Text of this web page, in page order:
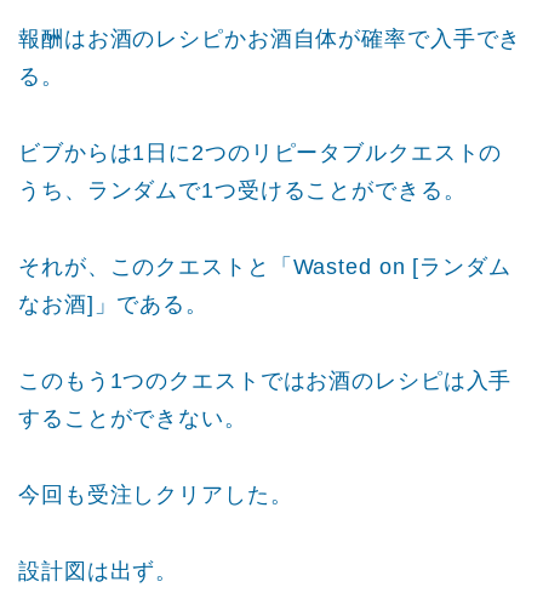
報酬はお酒のレシピかお酒自体が確率で入手でき
る。
ビブからは1日に2つのリピータブルクエストの
うち、ランダムで1つ受けることができる。
それが、このクエストと「Wasted on [ランダム
なお酒]」である。
このもう1つのクエストではお酒のレシピは入手
することができない。
今回も受注しクリアした。
設計図は出ず。